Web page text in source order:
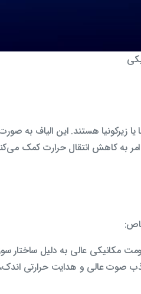
یا زیرکونیا هستند. این الیاف به
به کاهش انتقال حرارت کمک
سانتی‌گراد، جذب صوت عالی و هدایت